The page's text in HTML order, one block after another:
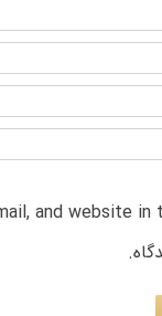
and website